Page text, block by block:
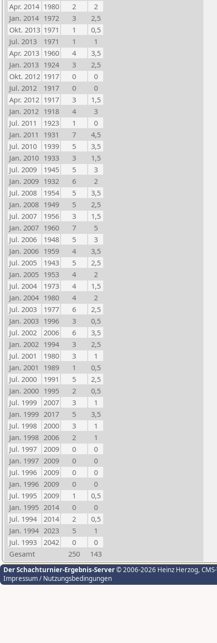
Apr. 2014 1980 2
2
Jan. 2014 1972 3
2,5
Okt. 2013 1971 1
0,5
Jul. 2013
1971 1
1
Apr. 2013 1960 4
3,5
Jan. 2013 1924 3
2,5
Okt. 2012 1917 0
0
Jul. 2012
1917 0
0
Apr. 2012 1917 3
1,5
Jan. 2012 1918 4
3
Jul. 2011
1923 1
0
Jan. 2011
1931 7
4,5
Jul. 2010
1939 5
3,5
Jan. 2010 1933 3
1,5
Jul. 2009
1945 5
3
Jan. 2009 1932 6
2
Jul. 2008
1954 5
3,5
Jan. 2008 1949 5
2,5
Jul. 2007
1956 3
1,5
Jan. 2007 1960 7
5
Jul. 2006
1948 5
3
Jan. 2006 1959 4
3,5
Jul. 2005
1943 5
2,5
Jan. 2005 1953 4
2
Jul. 2004
1973 4
1,5
Jan. 2004 1980 4
2
Jul. 2003
1977 6
2,5
Jan. 2003 1996 3
0,5
Jul. 2002
2006 6
3,5
Jan. 2002 1994 3
2,5
Jul. 2001
1980 3
1
Jan. 2001
1989 1
0,5
Jul. 2000
1991 5
2,5
Jan. 2000 1995 2
0,5
Jul. 1999
2007 3
1
Jan. 1999 2017 5
3,5
Jul. 1998
2000 3
1
Jan. 1998 2006 2
1
Jul. 1997
2009 0
0
Jan. 1997 2009 0
0
Jul. 1996
2009 0
0
Jan. 1996 2009 0
0
Jul. 1995
2009 1
0,5
Jan. 1995 2014 0
0
Jul. 1994
2014 2
0,5
Jan. 1994 2023 5
1
Jul. 1993
2042 0
0
Gesamt
250 143
Der Schachturnier-Ergebnis-Server© 2006-2026 Heinz Herzog,
Impressum / Nutzungsbedingungen